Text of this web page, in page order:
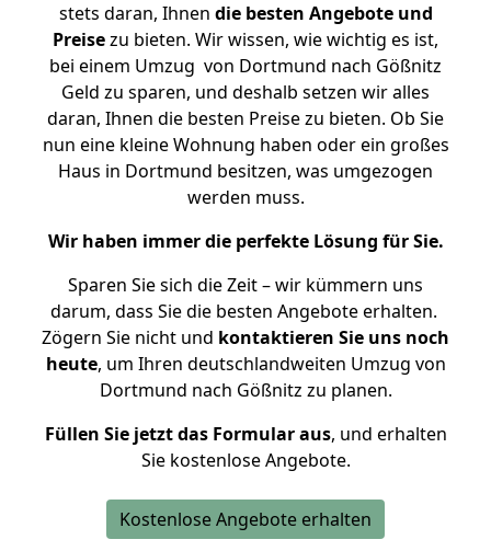
stets daran, Ihnen die besten Angebote und
Preisezu bieten. Wir wissen, wie wichtig es ist,
bei einem Umzug von Dortmund nach Gößnitz
Geld zu sparen, und deshalb setzen wir alles
daran, Ihnen die besten Preise zu bieten. Ob Sie
nun eine kleine Wohnung haben oder ein großes
Haus in Dortmund besitzen, was umgezogen
werden muss.
Wir haben immer die perfekte Lösung für Sie.
Sparen Sie sich die Zeit – wir kümmern uns
darum, dass Sie die besten Angebote erhalten.
Zögern Sie nicht und kontaktieren Sie uns noch
heute, um Ihren deutschlandweiten Umzug von
Dortmund nach Gößnitz zu planen.
Füllen Sie jetzt das Formular aus, und erhalten
Sie kostenlose Angebote.
Kostenlose Angebote erhalten